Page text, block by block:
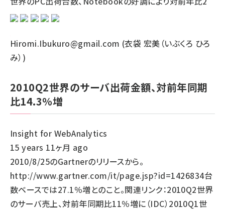
Hiromi.Ibukuro@gmail.com (衣袋 宏美（いぶくろ ひろ
み）)
2010Q2世界のサーバ出荷金額、対前年同期
比14.3％増
Insight for WebAnalytics
15 years 11ヶ月 ago
2010/8/25のGartnerのリリースから。
http://www.gartner.com/it/page.jsp?id=1426834台
数ベースでは27.1％増とのこと。関連リンク：2010Q2世界
のサーバ売上、対前年同期比11％増に（IDC）2010Q1世